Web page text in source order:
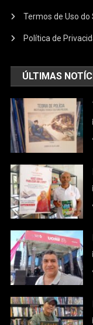
Termos de Uso do
Política de
ÚLTIMAS